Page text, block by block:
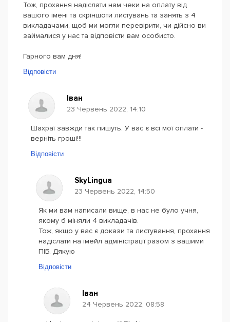
Тож, прохання надіслати нам чеки на оплату від
вашого імені та скріншоти листувань та занять з 4
викладачами, щоб ми могли перевірити, чи дійсно ви
займалися у нас та відповісти вам особисто.
Гарного вам дня!
Відповісти
Іван
23 Червень 2022, 14:10
Шахраї завжди так пишуть. У вас є всі мої оплати -
верніть гроші!!!
Відповісти
SkyLingua
23 Червень 2022, 14:50
Як ми вам написали вище, в нас не було учня,
якому б міняли 4 викладачів.
Тож, якщо у вас є докази та листування, прохання
надіслати на імейл адміністрації разом з вашими
ПІБ. Дякую
Відповісти
Іван
24 Червень 2022, 08:58